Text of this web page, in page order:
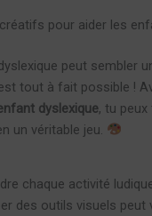
pour aider les
peut sembler
tout à fait possible !
dyslexique, tu
un véritable jeu.
chaque activité
des outils visuels peut